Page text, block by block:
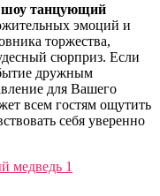
шоу танцующий
эмоций и
торжества,
сюрприз. Если
дружным
для Вашего
всем гостям ощутить
себя уверенно